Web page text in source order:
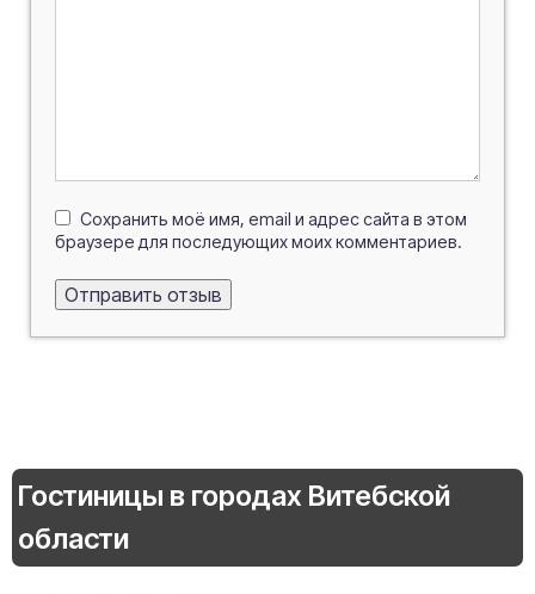
Сохранить моё имя, email и адрес сайта в этом
браузере для последующих моих комментариев.
Гостиницы в городах Витебской
области